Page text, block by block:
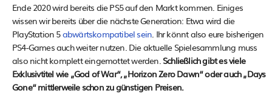
Ende 2020 wird bereits die PS5 auf den Markt kommen. Einiges
wissen wir bereits über die nächste Generation: Etwa wird die
PlayStation 5abwärtskompatibel sein . Ihr könnt also eure bisherigen
PS4-Games auch weiter nutzen. Die aktuelle Spielesammlung muss
also nicht komplett eingemottet werden. Schließlich gibt es viele
Exklusivtitel wie „God of War“, „Horizon Zero Dawn“ oder auch „Days
Gone“ mittlerweile schon zu günstigen Preisen.